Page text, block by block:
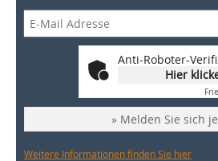
Anti-Roboter-
Hier
» Melden Sie sich
Weitere Informationen finden Sie hier